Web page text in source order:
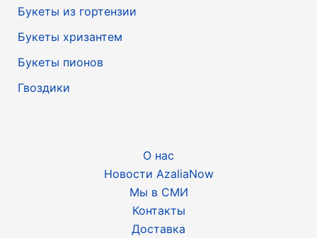
Букеты из гортензии
Букеты хризантем
Букеты пионов
Гвоздики
О нас
Новости AzaliaNow
Мы в СМИ
Контакты
Доставка